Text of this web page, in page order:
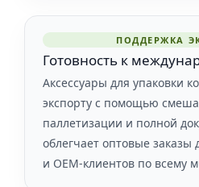
ПОДДЕРЖКА
Готовность к
Аксессуары для упаковки
экспорту с помощью
паллетизации и полной
облегчает оптовые заказы
и OEM-клиентов по всему